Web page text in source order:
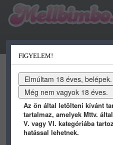
kategóriák
youtube qdb
FIGYELEM!
Az ön által letölteni kívánt
tartalmaz, amelyek Mttv.
V. vagy VI. kategóriába
hatással lehetnek.